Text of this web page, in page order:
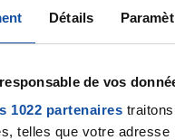
Détails
de vos
1022 partenaires
telles que votre adresse
année .